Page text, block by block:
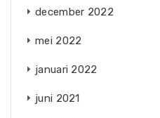
december 2022
mei 2022
januari 2022
juni 2021